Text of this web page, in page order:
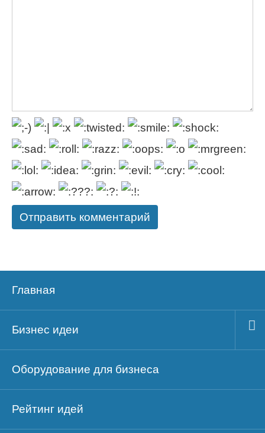
Главная
Бизнес идеи
Оборудование для бизнеса
Рейтинг идей